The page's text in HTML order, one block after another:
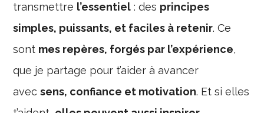
transmettre l’essentiel : des principes
simples, puissants, et faciles à retenir. Ce
sont mes repères, forgés par l’expérience,
que je partage pour t’aider à avancer
avecsens, confiance et motivation. Et si elles